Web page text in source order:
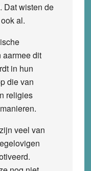
Dat wisten de
al.
aarmee dit
in hun
die van
religies
veel van